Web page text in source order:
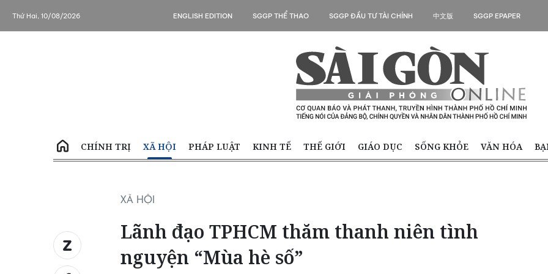
Thứ Hai, 10/08/2026 ENGLISH EDITION SGGP THỂ THAO SGGP ĐẦU TƯ TÀI CHÍNH 中文版 SGGP EPAPER
CHÍNH TRỊ XÃ HỘI PHÁP LUẬT KINH TẾ THẾ GIỚI GIÁO DỤC SỐNG KHỎE VĂN HÓA
XÃ HỘI
Lãnh đạo TPHCM thăm thanh niên tình
nguyện “Mùa hè số”